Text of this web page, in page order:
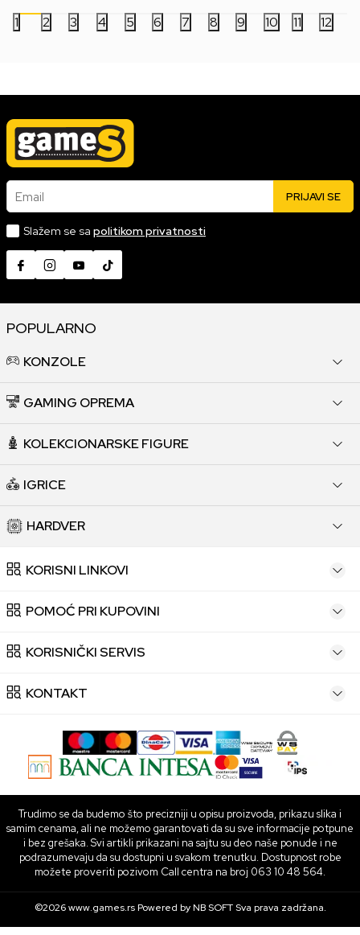
1 2 3 4 5 6 7 8 9 10 11 12
Email PRIJAVI SE
Slažem se sa politikom privatnosti
POPULARNO
KONZOLE
GAMING OPREMA
KOLEKCIONARSKE FIGURE
IGRICE
HARDVER
KORISNI LINKOVI
POMOĆ PRI KUPOVINI
KORISNIČKI SERVIS
KONTAKT
Trudimo se da budemo što precizniji u opisu proizvoda, prikazu slika i
samim cenama, ali ne možemo garantovati da su sve informacije potpune
i bez grešaka. Svi artikli prikazani na sajtu su deo naše ponude i ne
podrazumevaju da su dostupni u svakom trenutku. Dostupnost robe
možete proveriti pozivom Call centra na broj 063 10 48 564.
©2026www.games.rs Powered byNB SOFTSva prava zadržana.